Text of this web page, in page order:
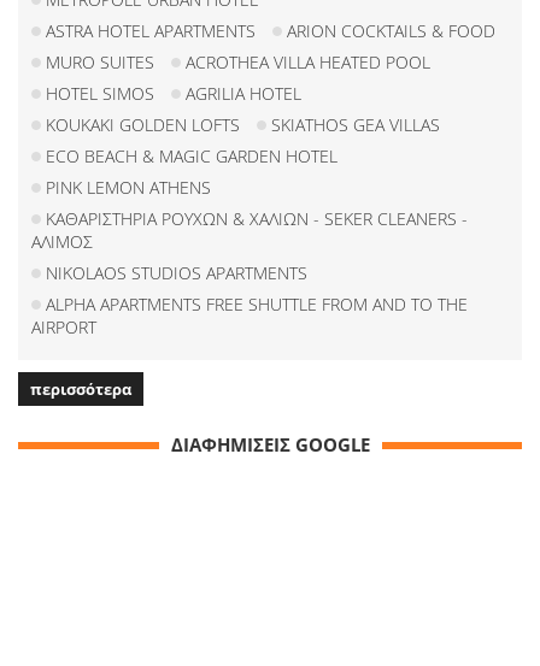
ASTRA HOTEL APARTMENTS
ARION COCKTAILS & FOOD
MURO SUITES
ACROTHEA VILLA HEATED POOL
HOTEL SIMOS
AGRILIA HOTEL
KOUKAKI GOLDEN LOFTS
SKIATHOS GEA VILLAS
ECO BEACH & MAGIC GARDEN HOTEL
PINK LEMON ATHENS
ΚΑΘΑΡΙΣΤΗΡΙΑ ΡΟΥΧΩΝ & ΧΑΛΙΩΝ - SEKER CLEANERS -
ΑΛΙΜΟΣ
NIKOLAOS STUDIOS APARTMENTS
ALPHA APARTMENTS FREE SHUTTLE FROM AND TO THE
AIRPORT
περισσότερα
ΔΙΑΦΗΜΙΣΕΙΣ GOOGLE